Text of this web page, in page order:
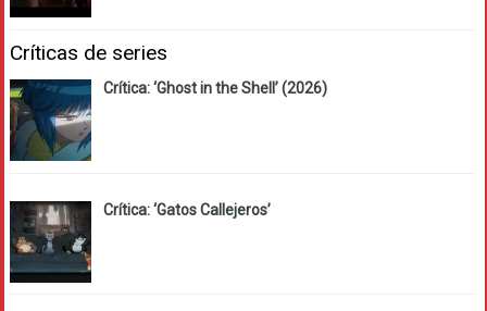
Críticas de series
Crítica: ‘Ghost in the Shell’ (2026)
Crítica: ‘Gatos Callejeros’